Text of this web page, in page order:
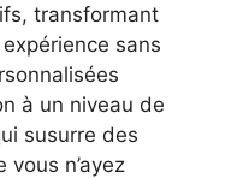
transformant
sans
à un niveau de
susurre des
n’ayez